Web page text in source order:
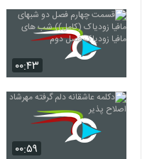
۰۰:۴۳
۰۰:۵۹